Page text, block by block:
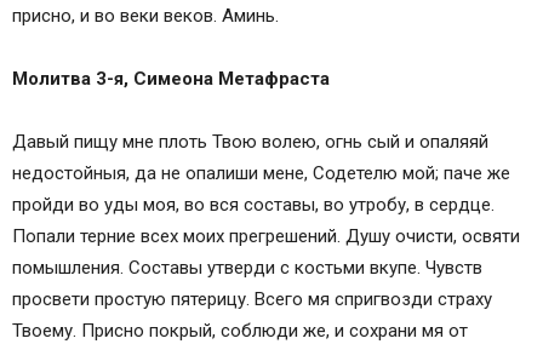
присно, и во веки веков. Аминь.
Молитва 3-я, Симеона Метафраста
Давый пищу мне плоть Твою волею, огнь сый и опаляяй
недостойныя, да не опалиши мене, Содетелю мой; паче же
пройди во уды моя, во вся составы, во утробу, в сердце.
Попали терние всех моих прегрешений. Душу очисти, освяти
помышления. Составы утверди с костьми вкупе. Чувств
просвети простую пятерицу. Всего мя спригвозди страху
Твоему. Присно покрый, соблюди же, и сохрани мя от